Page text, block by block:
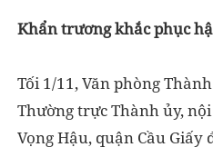
Khẩn trương khắc phục
Tối 1/11, Văn phòng
Thường trực Thành ủy,
Vọng Hậu, quận Cầu